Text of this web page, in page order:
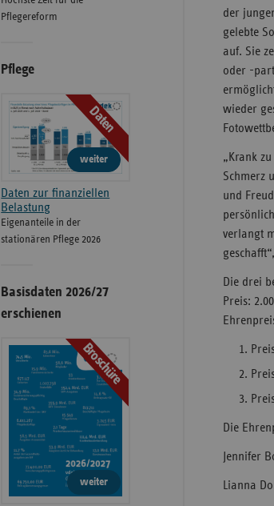
der
gelebte
auf. Sie
oder -
wieder
„Krank
Schmerz
und
verlangt
Die drei
Preis:
Die
Jennifer
Lianna
Pflegereform
Pflege
Daten
weiter
Daten zur finanziellen
Belastung
Eigenanteile in der
stationären Pflege 2026
Basisdaten 2026/27
erschienen
Broschüre
weiter